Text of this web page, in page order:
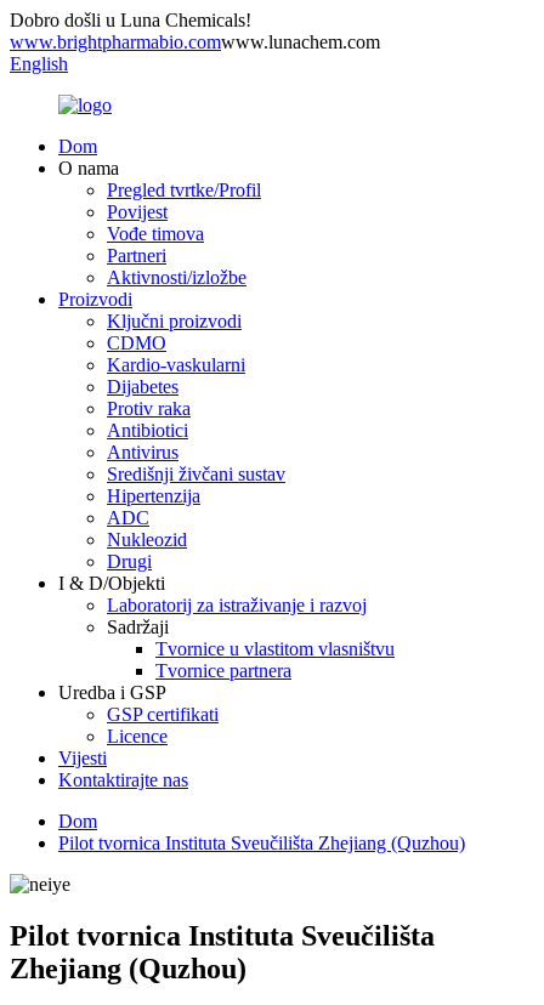
Dobro došli u Luna Chemicals!
www.brightpharmabio.comwww.lunachem.com
English
Dom
O nama
Pregled tvrtke/Profil
Povijest
Vođe timova
Partneri
Aktivnosti/izložbe
Proizvodi
Ključni proizvodi
CDMO
Kardio-vaskularni
Dijabetes
Protiv raka
Antibiotici
Antivirus
Središnji živčani sustav
Hipertenzija
ADC
Nukleozid
Drugi
I & D/Objekti
Laboratorij za istraživanje i razvoj
Sadržaji
Tvornice u vlastitom vlasništvu
Tvornice partnera
Uredba i GSP
GSP certifikati
Licence
Vijesti
Kontaktirajte nas
Dom
Pilot tvornica Instituta Sveučilišta Zhejiang (Quzhou)
Pilot tvornica Instituta Sveučilišta
Zhejiang (Quzhou)